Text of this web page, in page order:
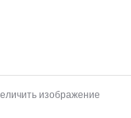
изображение